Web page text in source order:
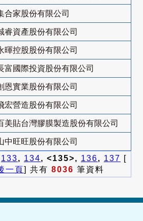
合家股份有限公司
睿資產股份有限公司
暉控股股份有限公司
富國際投資股份有限公司
恩實業股份有限公司
宏營造股份有限公司
美貼台灣膠膜製造股份有限公司
中旺旺股份有限公司
133, 134, <135>, 136, 137 [
一頁] 共有 8036 筆資料